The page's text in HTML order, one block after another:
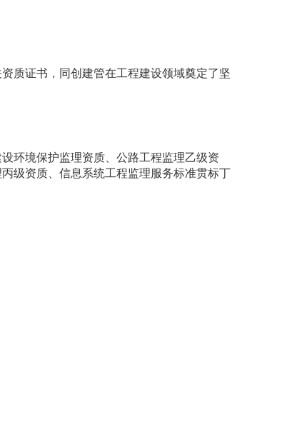
质证书，同创建管在工程建设领域奠定了坚
环境保护监理资质、公路工程监理乙级资
级资质、信息系统工程监理服务标准贯标丁